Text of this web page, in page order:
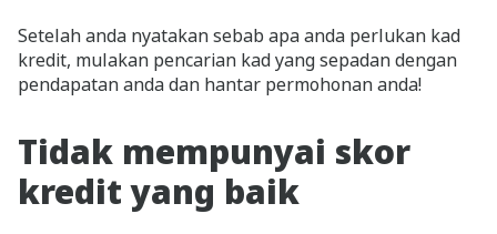
Setelah anda nyatakan sebab apa anda perlukan kad
kredit, mulakan pencarian kad yang sepadan dengan
pendapatan anda dan hantar permohonan anda!
Tidak mempunyai skor
kredit yang baik